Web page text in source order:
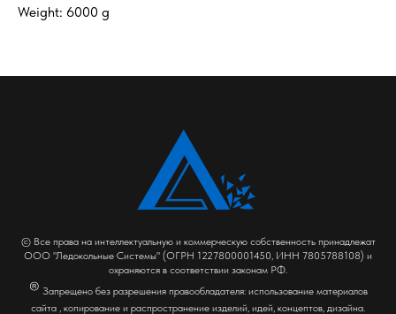
Weight: 6000 g
© Все права на интеллектуальную и коммерческую собственность принадлежат
ООО "Ледокольные Системы" (ОГРН 1227800001450, ИНН 7805788108) и
охраняются в соответствии законам РФ.
® Запрещено без разрешения правообладателя: использование материалов
сайта , копирование и распространение изделий, идей, концептов, дизайна.